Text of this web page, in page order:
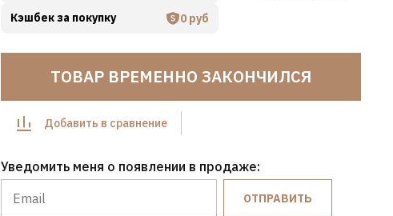
Hover to zoom
Кэшбек за покупку 0 руб
ТОВАР ВРЕМЕННО ЗАКОНЧИЛСЯ
Добавить в сравнение
Уведомить меня о появлении в продаже:
ОТПРАВИТЬ